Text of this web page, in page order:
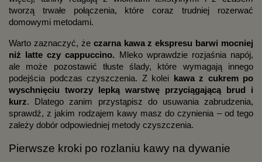
tworzą trwałe połączenia, które coraz trudniej rozerwać
domowymi metodami.
Warto zaznaczyć, że czarna kawa z ekspresu barwi mocniej
niż latte czy cappuccino. Mleko wprawdzie rozjaśnia napój,
ale może pozostawić tłuste ślady, które wymagają innego
podejścia podczas czyszczenia. Z kolei
kawa z cukrem po
wyschnięciu tworzy lepką warstwę przyciągającą brud i
kurz. Dlatego zanim przystąpisz do usuwania zabrudzenia,
sprawdź, z jakim rodzajem kawy masz do czynienia – od tego
zależy dobór odpowiedniej metody czyszczenia.
Pierwsze kroki po rozlaniu kawy na dywanie